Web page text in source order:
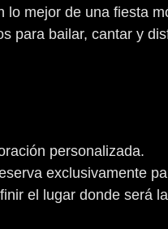
mejor de una fiesta
para bailar, cantar y
personalizada.
exclusivamente
el lugar donde será